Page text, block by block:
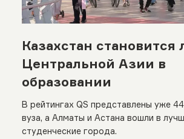
Казахстан становится
Центральной Азии в
образовании
В рейтингах QS представлены уже
вуза, а Алматы и Астана вошли в
студенческие города.